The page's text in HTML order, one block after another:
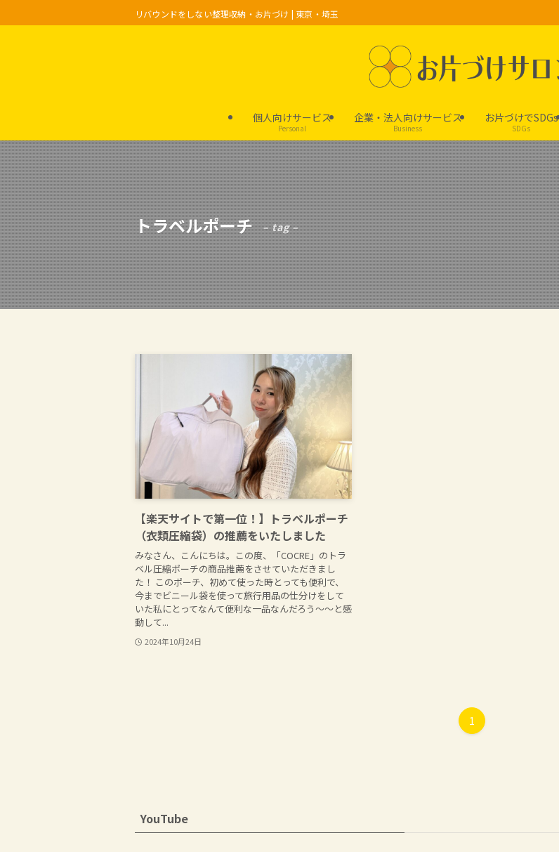
リバウンドをしない整理収納・お片づけ | 東京・埼玉
個人向けサービス
Personal
企業・法人向けサービス
Business
お片づけでSDGs
SDGs
トラベルポーチ – tag –
【楽天サイトで第一位！】トラベルポーチ
（衣類圧縮袋）の推薦をいたしました
みなさん、こんにちは。この度、「COCRE」のトラ
ベル圧縮ポーチの商品推薦をさせていただきまし
た！ このポーチ、初めて使った時とっても便利で、
今までビニール袋を使って旅行用品の仕分けをして
いた私にとってなんて便利な一品なんだろう〜〜と感
動して...
2024年10月24日
1
YouTube